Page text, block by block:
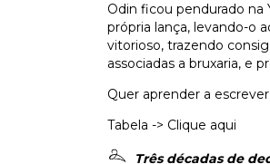
Odin ficou pendurado na
própria lança, levando-o
vitorioso, trazendo
associadas a bruxaria, e
Quer aprender a
Tabela -> Clique aqui
Três décadas de